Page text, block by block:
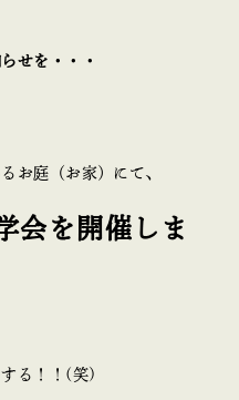
せを・・・
お庭（お家）にて、
会を開催しま
する！！(笑)